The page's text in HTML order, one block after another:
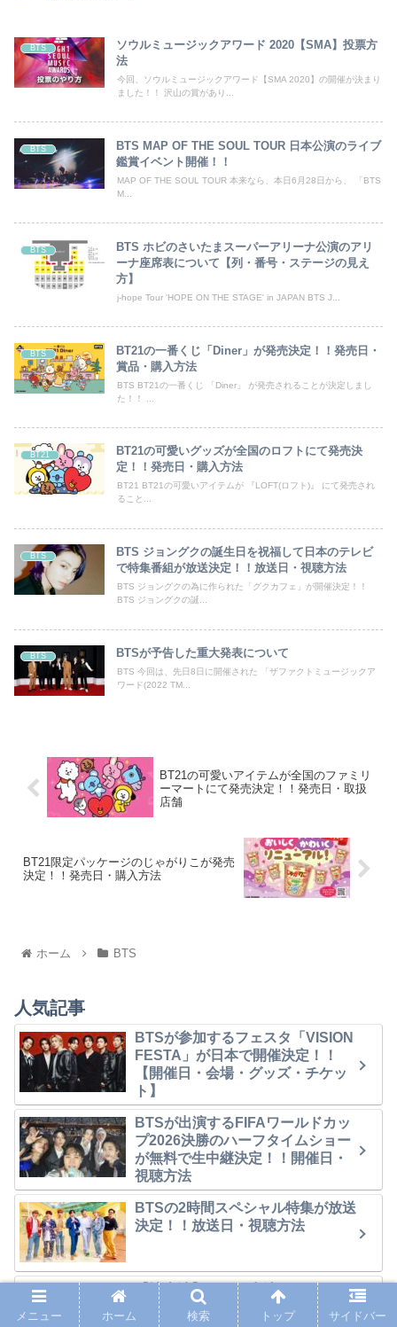
BTS
ソウルミュージックアワード 2020【SMA】投票方
法
今回、ソウルミュージックアワード【SMA 2020】の開催が決まり
ました！！ 沢山の賞があり...
BTS
BTS MAP OF THE SOUL TOUR 日本公演のライブ
鑑賞イベント開催！！
MAP OF THE SOUL TOUR 本来なら、本日6月28日から、 「BTS
M...
BTS
BTS ホビのさいたまスーパーアリーナ公演のアリ
ーナ座席表について【列・番号・ステージの見え
方】
j-hope Tour 'HOPE ON THE STAGE' in JAPAN BTS J...
BTS
BT21の一番くじ「Diner」が発売決定！！発売日・
賞品・購入方法
BTS BT21の一番くじ 「Diner」 が発売されることが決定しまし
た！！ ...
BT21
BT21の可愛いグッズが全国のロフトにて発売決
定！！発売日・購入方法
BT21 BT21の可愛いアイテムが 『LOFT(ロフト)』 にて発売され
ること...
BTS
BTS ジョングクの誕生日を祝福して日本のテレビ
で特集番組が放送決定！！放送日・視聴方法
BTS ジョングクの為に作られた「グクカフェ」が開催決定！！
BTS ジョングクの誕...
BTS BTSが予告した重大発表について
BTS 今回は、先日8日に開催された 「ザファクトミュージックア
ワード(2022 TM...
BT21の可愛いアイテムが全国のファミリ
ーマートにて発売決定！！発売日・取扱
店舗
BT21限定パッケージのじゃがりこが発売
決定！！発売日・購入方法
ホーム BTS
人気記事
BTSが参加するフェスタ「VISION
FESTA」が日本で開催決定！！
【開催日・会場・グッズ・チケッ
ト】
BTSが出演するFIFAワールドカッ
プ2026決勝のハーフタイムショー
が無料で生中継決定！！開催日・
視聴方法
BTSの2時間スペシャル特集が放送
決定！！放送日・視聴方法
【地上波】BTSが出演するFIFAワ
ールドカップ決勝のハーフタイム
メニュー ホーム 検索 トップ サイドバー